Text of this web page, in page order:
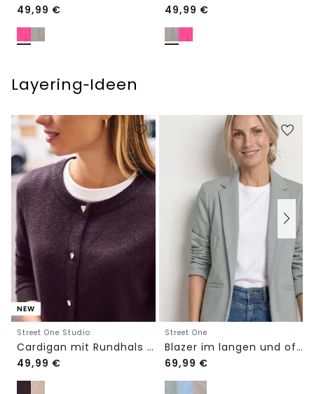
49,99 €
49,99 €
Layering‑Ideen
NEW
Street One Studio
Cardigan mit Rundhals und Knöpfen
49,99 €
Street One
Blazer im langen und offenen Schnitt
69,99 €